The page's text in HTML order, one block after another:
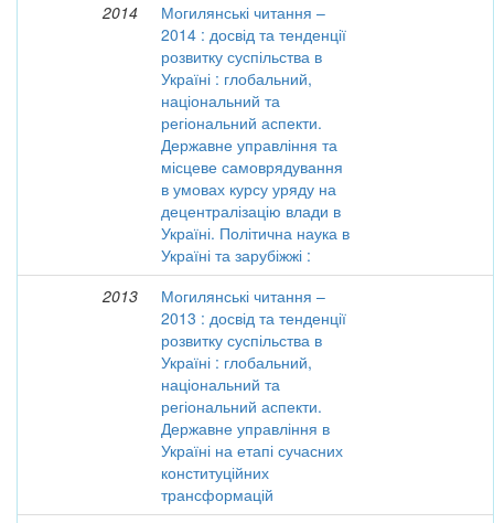
2014
Могилянські читання –
2014 : досвід та тенденції
розвитку суспільства в
Україні : глобальний,
національний та
регіональний аспекти.
Державне управління та
місцеве самоврядування
в умовах курсу уряду на
децентралізацію влади в
Україні. Політична наука в
Україні та зарубіжжі :
2013
Могилянські читання –
2013 : досвід та тенденції
розвитку суспільства в
Україні : глобальний,
національний та
регіональний аспекти.
Державне управління в
Україні на етапі сучасних
конституційних
трансформацій